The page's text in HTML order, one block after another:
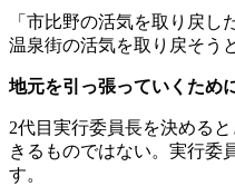
「市比野の活気を取り戻
温泉街の活気を取り戻そう
地元を引っ張っていくため
2代目実行委員長を決める
きるものではない。実行委
す。